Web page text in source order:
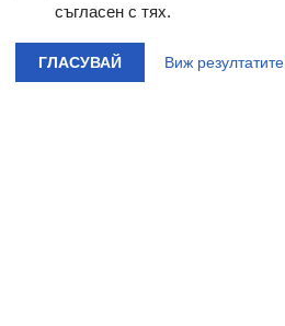
съгласен с тях.
ГЛАСУВАЙ Виж резултатите